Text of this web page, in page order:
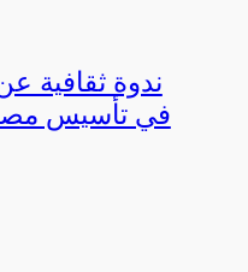
ندوة ثقافية
في تأسيس مصر